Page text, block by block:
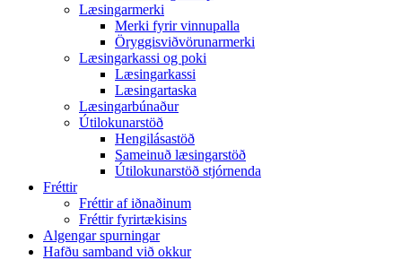
Læsingarmerki
Merki fyrir vinnupalla
Öryggisviðvörunarmerki
Læsingarkassi og poki
Læsingarkassi
Læsingartaska
Læsingarbúnaður
Útilokunarstöð
Hengilásastöð
Sameinuð læsingarstöð
Útilokunarstöð stjórnenda
Fréttir
Fréttir af iðnaðinum
Fréttir fyrirtækisins
Algengar spurningar
Hafðu samband við okkur